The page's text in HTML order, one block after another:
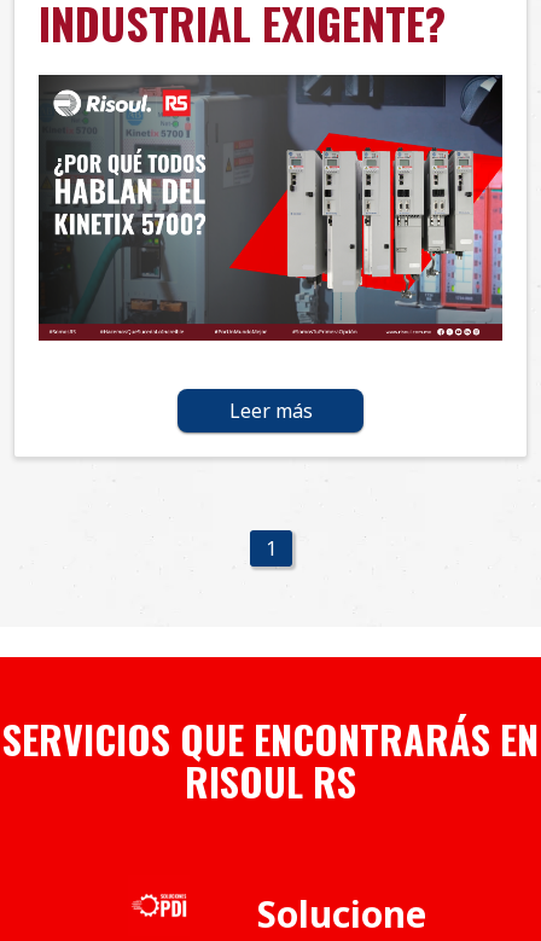
INDUSTRIAL EXIGENTE?
Leer más
1
SERVICIOS QUE ENCONTRARÁS EN
RISOUL RS
Solucione